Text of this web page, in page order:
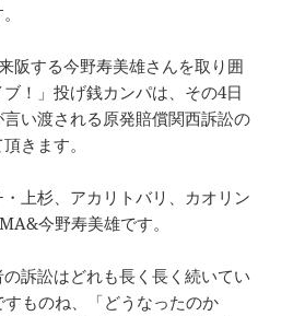
阪する今野寿美雄さんを取り囲
！」投げ銭カンパは、その4日
い渡される原発賠償関西訴訟の
きます。
上杉、アカリトバリ、カオリン
今野寿美雄です。
訴訟はどれも長く長く続いてい
すものね、「どうなったのか